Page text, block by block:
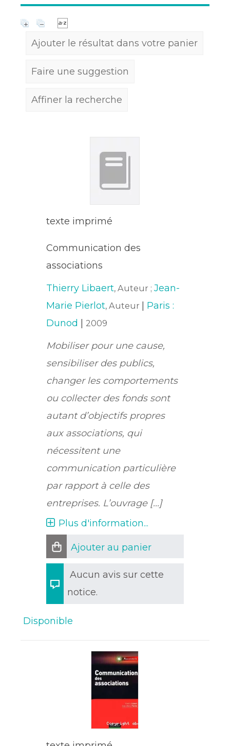
Ajouter le résultat dans votre panier
Faire une suggestion
Affiner la recherche
texte imprimé
Communication des
associations
Thierry Libaert, Auteur ;Jean-
Marie Pierlot, Auteur
Paris :
Dunod
2009
Mobiliser pour une cause,
sensibiliser des publics,
changer les comportements
ou collecter des fonds sont
autant d’objectifs propres
aux associations, qui
nécessitent une
communication particulière
par rapport à celle des
entreprises. L’ouvrage [...]
Plus d'information...
Ajouter au panier
Aucun avis sur cette
notice.
Disponible